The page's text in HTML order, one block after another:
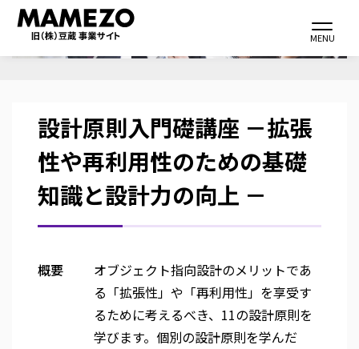
ン
MENU
設計原則入門礎講座 －拡張
性や再利用性のための基礎
知識と設計力の向上 －
概要
オブジェクト指向設計のメリットであ
る「拡張性」や「再利用性」を享受す
るために考えるべき、11の設計原則を
学びます。個別の設計原則を学んだ